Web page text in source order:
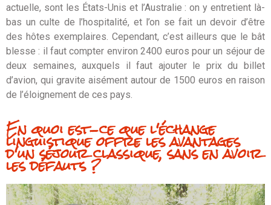
actuelle, sont les États-Unis et l’Australie : on y entretient là-
bas un culte de l’hospitalité, et l’on se fait un devoir d’être
des hôtes exemplaires. Cependant, c’est ailleurs que le bât
blesse : il faut compter environ 2400 euros pour un séjour de
deux semaines, auxquels il faut ajouter le prix du billet
d’avion, qui gravite aisément autour de 1500 euros en raison
de l’éloignement de ces pays.
En quoi est-ce que l'échange
linguistique offre les avantages
d'un séjour classique, sans en avoir
les défauts ?